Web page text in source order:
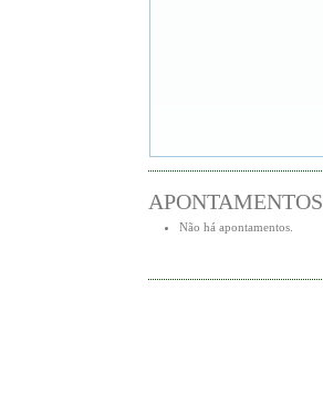
APONTAMENTOS
Não há apontamentos.